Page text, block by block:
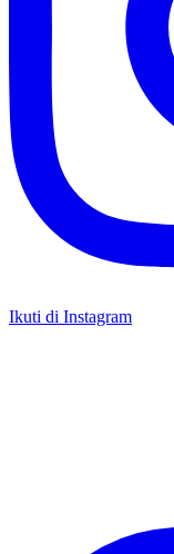
Ikuti di Instagram